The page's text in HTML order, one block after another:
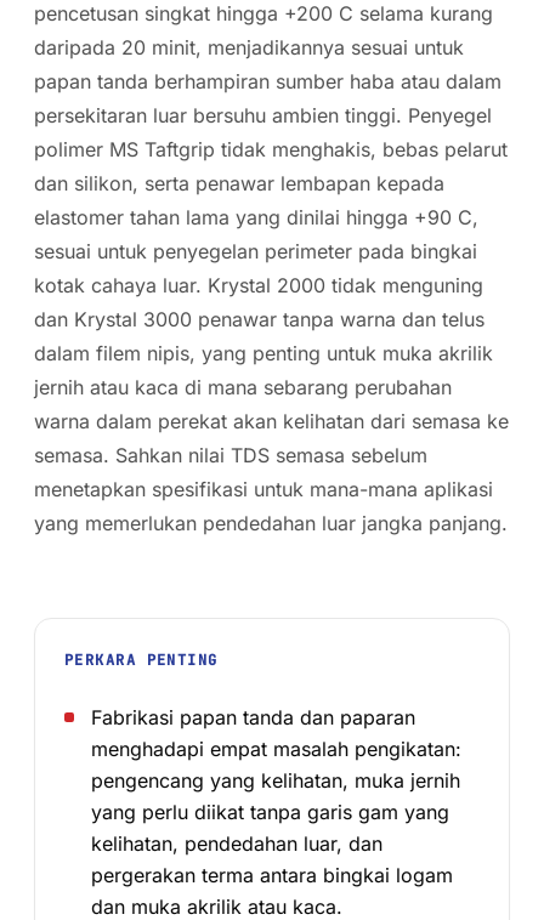
pencetusan singkat hingga +200 C selama kurang
daripada 20 minit, menjadikannya sesuai untuk
papan tanda berhampiran sumber haba atau dalam
persekitaran luar bersuhu ambien tinggi. Penyegel
polimer MS Taftgrip tidak menghakis, bebas pelarut
dan silikon, serta penawar lembapan kepada
elastomer tahan lama yang dinilai hingga +90 C,
sesuai untuk penyegelan perimeter pada bingkai
kotak cahaya luar. Krystal 2000 tidak menguning
dan Krystal 3000 penawar tanpa warna dan telus
dalam filem nipis, yang penting untuk muka akrilik
jernih atau kaca di mana sebarang perubahan
warna dalam perekat akan kelihatan dari semasa ke
semasa. Sahkan nilai TDS semasa sebelum
menetapkan spesifikasi untuk mana-mana aplikasi
yang memerlukan pendedahan luar jangka panjang.
PERKARA PENTING
Fabrikasi papan tanda dan paparan
menghadapi empat masalah pengikatan:
pengencang yang kelihatan, muka jernih
yang perlu diikat tanpa garis gam yang
kelihatan, pendedahan luar, dan
pergerakan terma antara bingkai logam
dan muka akrilik atau kaca.